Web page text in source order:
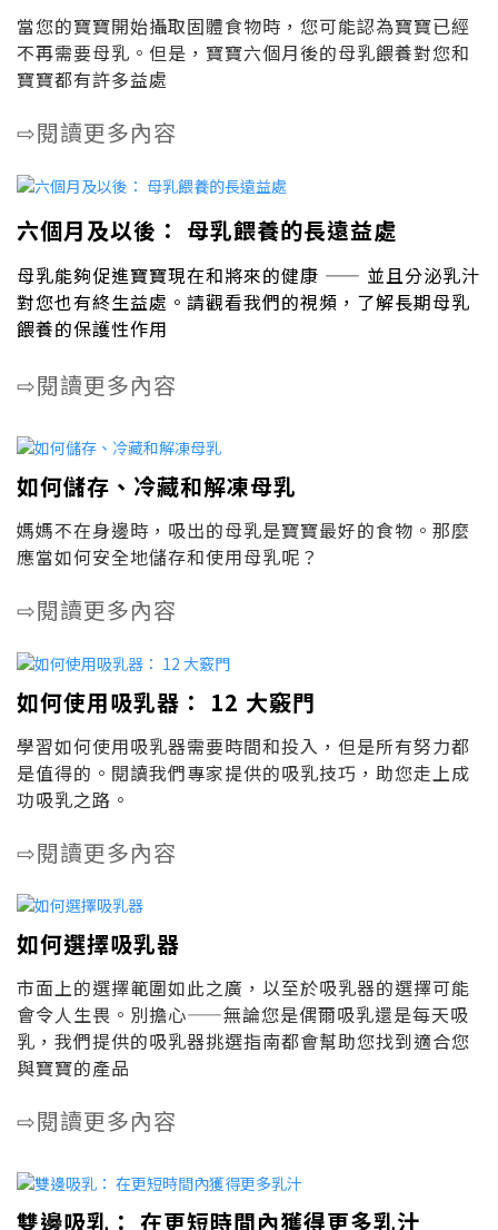
當您的寶寶開始攝取固體食物時，您可能認為寶寶已經
不再需要母乳。但是，寶寶六個月後的母乳餵養對您和
寶寶都有許多益處
⇨閱讀更多內容
六個月及以後： 母乳餵養的長遠益處
母乳能夠促進寶寶現在和將來的健康 —— 並且分泌乳汁
對您也有終生益處。請觀看我們的視頻，了解長期母乳
餵養的保護性作用
⇨閱讀更多內容
如何儲存、冷藏和解凍母乳
媽媽不在身邊時，吸出的母乳是寶寶最好的食物。那麼
應當如何安全地儲存和使用母乳呢？
⇨閱讀更多內容
如何使用吸乳器： 12 大竅門
學習如何使用吸乳器需要時間和投入，但是所有努力都
是值得的。閱讀我們專家提供的吸乳技巧，助您走上成
功吸乳之路。
⇨閱讀更多內容
如何選擇吸乳器
市面上的選擇範圍如此之廣，以至於吸乳器的選擇可能
會令人生畏。別擔心——無論您是偶爾吸乳還是每天吸
乳，我們提供的吸乳器挑選指南都會幫助您找到適合您
與寶寶的產品
⇨閱讀更多內容
雙邊吸乳： 在更短時間內獲得更多乳汁